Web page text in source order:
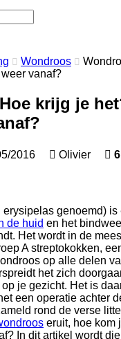
 Wondroos 
vanaf?
krijg je
2016  Olivier  6
genoemd) is
de huid en het
Het wordt in de
A streptokokken,
op alle delen
het zich
je gezicht. Het is
een operatie achter
rond de verse
eruit, hoe kom
In dit artikel wordt